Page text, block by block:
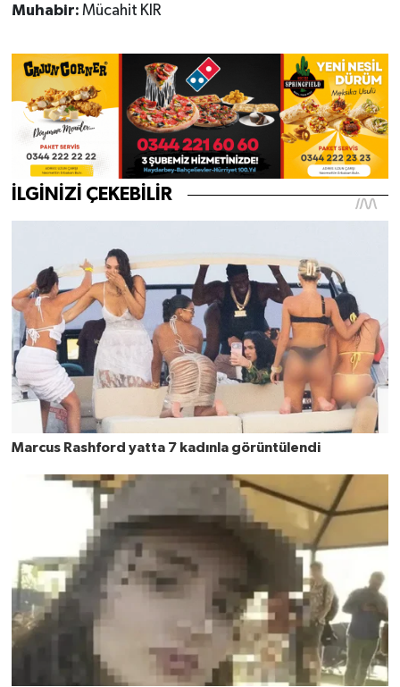
Muhabir: Mücahit KIR